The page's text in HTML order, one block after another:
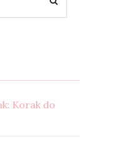
Korak do